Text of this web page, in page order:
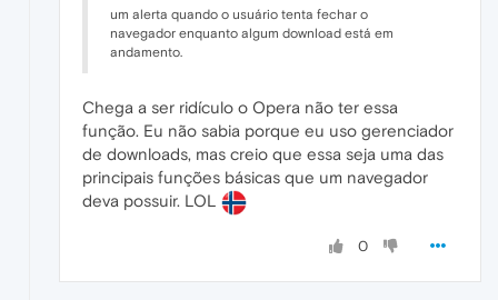
um alerta quando o usuário tenta fechar o
navegador enquanto algum download está em
andamento.
Chega a ser ridículo o Opera não ter essa
função. Eu não sabia porque eu uso gerenciador
de downloads, mas creio que essa seja uma das
principais funções básicas que um navegador
deva possuir. LOL
0